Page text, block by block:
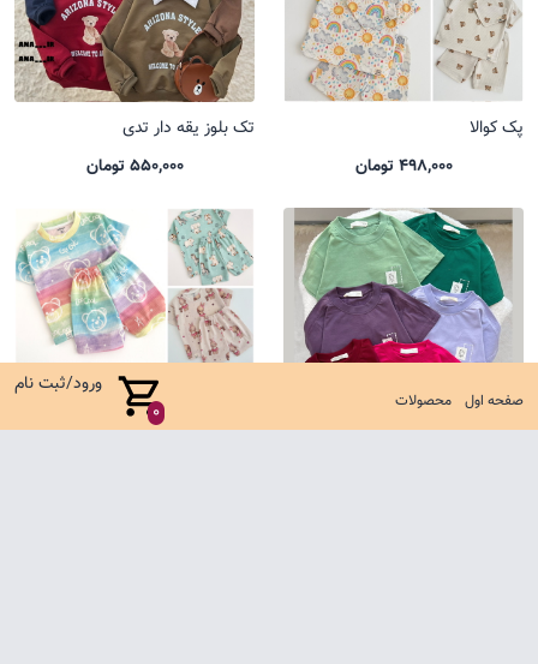
صفحه اول محصولات 0
ورود/ثبت نام
پک کوالا
498,000 تومان
تک بلوز یقه دار تدی
550,000 تومان